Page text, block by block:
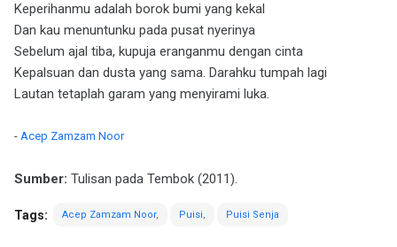
Keperihanmu adalah borok bumi yang kekal
Dan kau menuntunku pada pusat nyerinya
Sebelum ajal tiba, kupuja eranganmu dengan cinta
Kepalsuan dan dusta yang sama. Darahku tumpah lagi
Lautan tetaplah garam yang menyirami luka.
- Acep Zamzam Noor
Sumber: Tulisan pada Tembok (2011).
Tags: Acep Zamzam Noor Puisi Puisi Senja